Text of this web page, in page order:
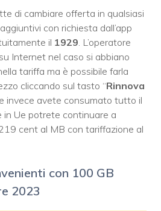
di cambiare offerta in qualsiasi
con richiesta dall’app
il 1929. L’operatore
Internet nel caso si abbiano
tariffa ma è possibile farla
cliccando sul tasto “Rinnova
invece avete consumato tutto il
Ue potrete continuare a
cent al MB con tariffazione al
con 100 GB
2023